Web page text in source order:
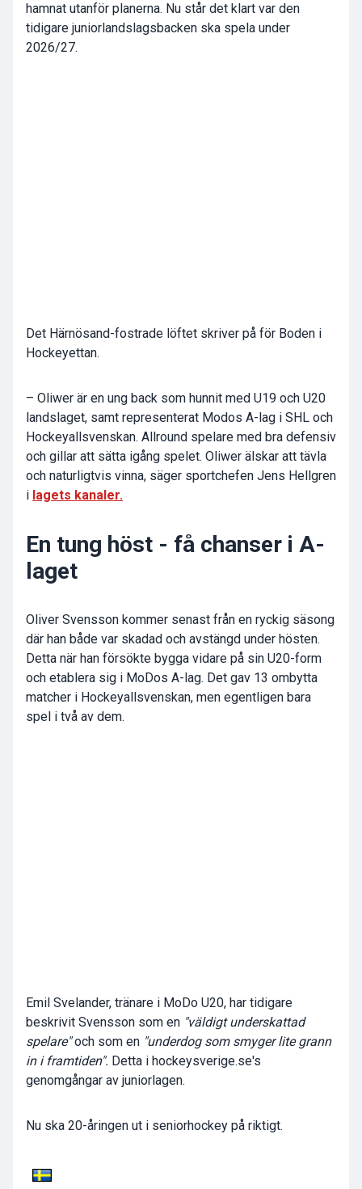
hamnat utanför planerna. Nu står det klart var den
tidigare juniorlandslagsbacken ska spela under
2026/27.
Det Härnösand-fostrade löftet skriver på för Boden i
Hockeyettan.
– Oliwer är en ung back som hunnit med U19 och U20
landslaget, samt representerat Modos A-lag i SHL och
Hockeyallsvenskan. Allround spelare med bra defensiv
och gillar att sätta igång spelet. Oliwer älskar att tävla
och naturligtvis vinna, säger sportchefen Jens Hellgren
i lagets kanaler.
En tung höst - få chanser i A-
laget
Oliver Svensson kommer senast från en ryckig säsong
där han både var skadad och avstängd under hösten.
Detta när han försökte bygga vidare på sin U20-form
och etablera sig i MoDos A-lag. Det gav 13 ombytta
matcher i Hockeyallsvenskan, men egentligen bara
spel i två av dem.
Emil Svelander, tränare i MoDo U20, har tidigare
beskrivit Svensson som en "väldigt underskattad
spelare"och som en "underdog som smyger lite grann
in i framtiden". Detta i hockeysverige.se's
genomgångar av juniorlagen.
Nu ska 20-åringen ut i seniorhockey på riktigt.